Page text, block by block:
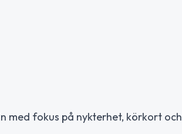
med fokus på nykterhet, körkort och